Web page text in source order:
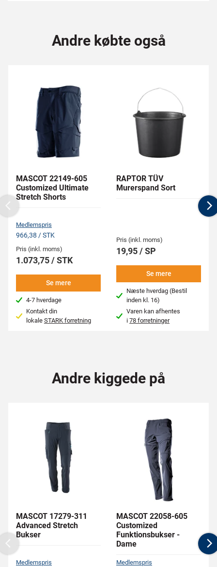
Andre købte også
MASCOT 22149-605
Customized Ultimate
Stretch Shorts
Medlemspris
966,38 / STK
Pris (inkl. moms)
1.073,75 / STK
Se mere
4-7 hverdage
Kontakt din
lokale STARK forretning
RAPTOR TÜV
Murerspand Sort
Pris (inkl. moms)
19,95 / SP
Se mere
Næste hverdag (Bestil
inden kl. 16)
Varen kan afhentes
i78 forretninger
Previous
Andre kiggede på
MASCOT 17279-311
Advanced Stretch
Bukser
Medlemspris
MASCOT 22058-605
Customized
Funktionsbukser -
Dame
Medlemspris
Previous